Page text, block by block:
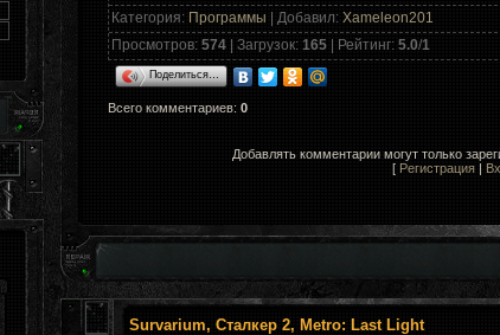
Категория: Программы | Добавил: Xameleon201
Просмотров: 574| Загрузок: 165| Рейтинг: 5.0/1
Поделиться…
Всего комментариев: 0
Добавлять комментарии могут только
[ Регистрация|
Survarium, Сталкер 2, Metro: Last Light